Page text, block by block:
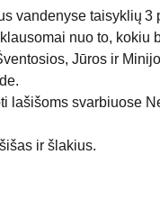
vandenyse taisyklių
nuo to, kokiu
Jūros ir
lašišoms svarbiuose
ir šlakius.